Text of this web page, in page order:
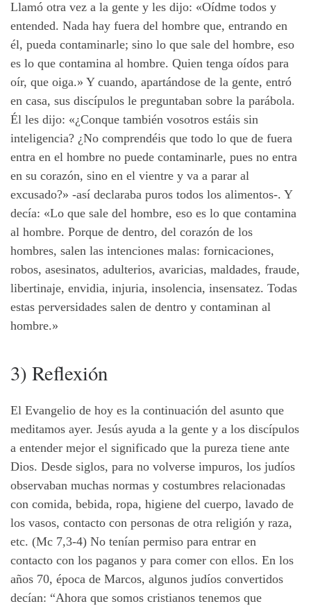
Llamó otra vez a la gente y les dijo: «Oídme todos y
entended. Nada hay fuera del hombre que, entrando en
él, pueda contaminarle; sino lo que sale del hombre, eso
es lo que contamina al hombre. Quien tenga oídos para
oír, que oiga.» Y cuando, apartándose de la gente, entró
en casa, sus discípulos le preguntaban sobre la parábola.
Él les dijo: «¿Conque también vosotros estáis sin
inteligencia? ¿No comprendéis que todo lo que de fuera
entra en el hombre no puede contaminarle, pues no entra
en su corazón, sino en el vientre y va a parar al
excusado?» -así declaraba puros todos los alimentos-. Y
decía: «Lo que sale del hombre, eso es lo que contamina
al hombre. Porque de dentro, del corazón de los
hombres, salen las intenciones malas: fornicaciones,
robos, asesinatos, adulterios, avaricias, maldades, fraude,
libertinaje, envidia, injuria, insolencia, insensatez. Todas
estas perversidades salen de dentro y contaminan al
hombre.»
3) Reflexión
El Evangelio de hoy es la continuación del asunto que
meditamos ayer. Jesús ayuda a la gente y a los discípulos
a entender mejor el significado que la pureza tiene ante
Dios. Desde siglos, para no volverse impuros, los judíos
observaban muchas normas y costumbres relacionadas
con comida, bebida, ropa, higiene del cuerpo, lavado de
los vasos, contacto con personas de otra religión y raza,
etc. (Mc 7,3-4) No tenían permiso para entrar en
contacto con los paganos y para comer con ellos. En los
años 70, época de Marcos, algunos judíos convertidos
decían: “Ahora que somos cristianos tenemos que